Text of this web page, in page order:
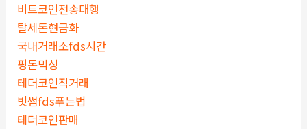
비트코인전송대행
탈세돈현금화
국내거래소fds시간
핑돈믹싱
테더코인직거래
빗썸fds푸는법
테더코인판매